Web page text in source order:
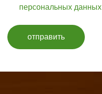
персональных данных
отправить